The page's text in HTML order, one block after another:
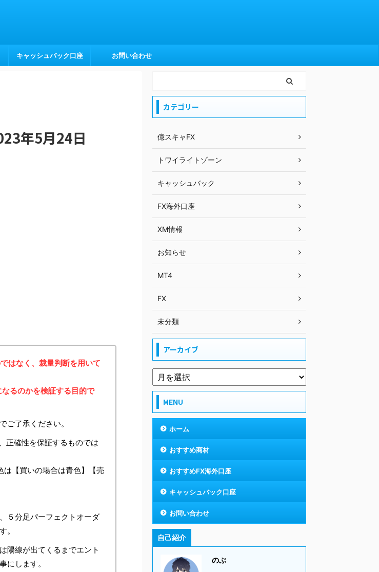
キャッシュバック口座 お問い合わせ
年5月24日
はなく、裁量判断を用いて
るのかを検証する目的で
ご了承ください。
正確性を保証するものでは
【買いの場合は青色】【売
５分足パーフェクトオーダ
。
陽線が出てくるまでエント
にします。
カテゴリー
億スキャFX
トワイライトゾーン
キャッシュバック
FX海外口座
XM情報
お知らせ
MT4
FX
未分類
アーカイブ
MENU
ホーム
おすすめ商材
おすすめFX海外口座
キャッシュバック口座
お問い合わせ
自己紹介
のぶ